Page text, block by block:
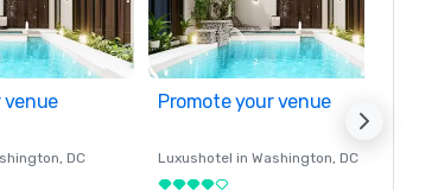
venue
, DC
Promote your venue
Luxushotel in Washington, DC